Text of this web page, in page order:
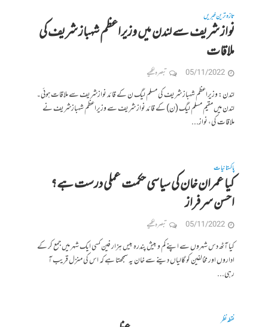
تازہ ترین خبریں
نواز شریف سے لندن میں وزیراعظم شہباز شریف کی
ملاقات
05/11/2022 تبصرہ لکھیے
لندن: وزیراعظم شہباز شریف کی مسلم لیگ ن کے قائد نوازشریف سے ملاقات ہوئی۔
لندن میں مقیم مسلم لیگ (ن) کے قائد نواز شریف سے وزیراعظم شہبازشریف نے
ملاقات کی، نواز...
پاکستانیات
کیا عمران خان کی سیاسی حکمت عملی درست ہے؟
احسن سرفراز
05/11/2022 تبصرہ لکھیے
کیا آٹھ دس شہروں سے اپنے کم و بیش پندرہ بیس ہزار فین کسی ایک شہر میں جمع کر کے
اداروں اور مخالفین کو گالیاں دینے سے خان یہ سمجھتا ہے کہ اس کی منزل قریب آ
رہی...
نقطہ نظر